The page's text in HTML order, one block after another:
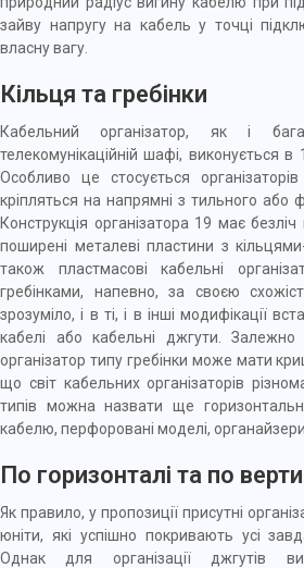
зайву напругу на кабель у точці
власну вагу.
Кільця та гребінки
Кабельний організатор, як і
телекомунікаційній шафі, виконується
Особливо це стосується
кріпляться на напрямні з тильного або
Конструкція організатора 19 має
поширені металеві пластини з
також пластмасові кабельні
гребінками, напевно, за своєю
зрозуміло, і в ті, і в інші модифікації
кабелі або кабельні джгути. Залежно
організатор типу гребінки може мати
що світ кабельних організаторів
типів можна назвати ще
кабелю, перфоровані моделі,
По горизонталі та по
Як правило, у пропозиції присутні
юніти, які успішно покривають усі
Однак для організації джгутів